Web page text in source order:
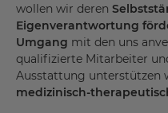
wollen wir deren
Eigenverantwortung
Umgang mit den uns
qualifizierte Mitarbeiter
Ausstattung unterstützen
medizinisch-